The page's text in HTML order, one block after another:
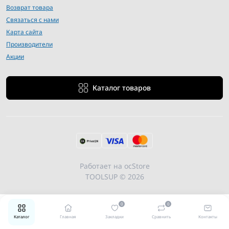
Каталог Главная Закладки
0
Сравнить
0
Контакты
Возврат товара
Связаться с нами
Карта сайта
Производители
Акции
Каталог товаров
Работает на ocStore
TOOLSUP © 2026